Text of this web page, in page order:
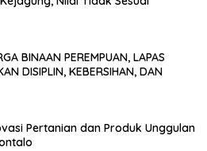
BINAAN PEREMPUAN, LAPAS
DISIPLIN, KEBERSIHAN, DAN
Pertanian dan Produk Unggulan